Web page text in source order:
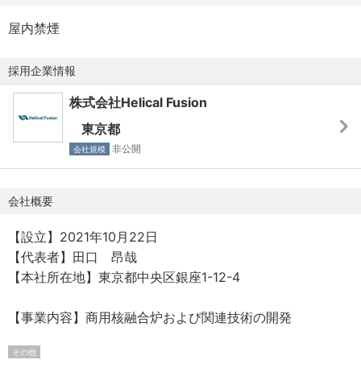
屋内禁煙
採用企業情報
株式会社Helical Fusion
東京都
会社規模 非公開
会社概要
【設立】2021年10月22日
【代表者】田口 昂哉
【本社所在地】東京都中央区銀座1-12-4
【事業内容】商用核融合炉および関連技術の開発
その他